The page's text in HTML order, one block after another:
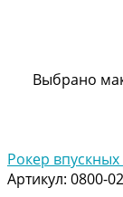
Выбрано
Рокер
Артикул: 0800-